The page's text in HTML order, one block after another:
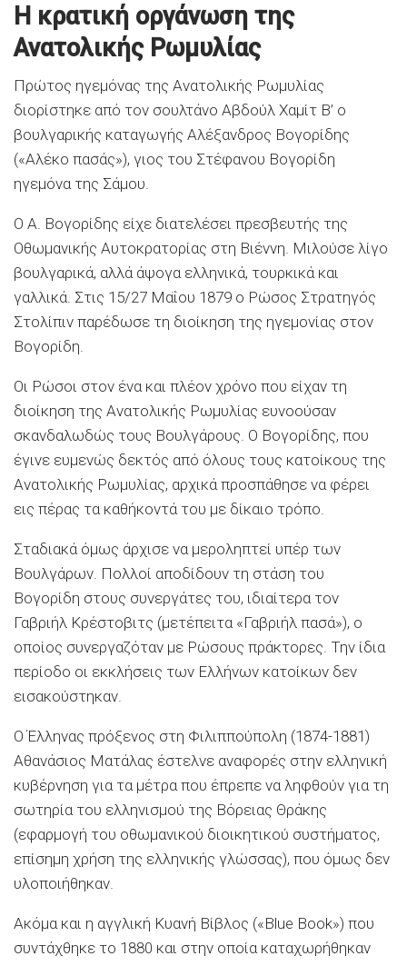
Η κρατική οργάνωση της
Ανατολικής Ρωμυλίας
Πρώτος ηγεμόνας της Ανατολικής Ρωμυλίας
διορίστηκε από τον σουλτάνο Αβδούλ Χαμίτ Β’ ο
βουλγαρικής καταγωγής Αλέξανδρος Βογορίδης
(«Αλέκο πασάς»), γιος του Στέφανου Βογορίδη
ηγεμόνα της Σάμου.
Ο Α. Βογορίδης είχε διατελέσει πρεσβευτής της
Οθωμανικής Αυτοκρατορίας στη Βιέννη. Μιλούσε λίγο
βουλγαρικά, αλλά άψογα ελληνικά, τουρκικά και
γαλλικά. Στις 15/27 Μαΐου 1879 ο Ρώσος Στρατηγός
Στολίπιν παρέδωσε τη διοίκηση της ηγεμονίας στον
Βογορίδη.
Οι Ρώσοι στον ένα και πλέον χρόνο που είχαν τη
διοίκηση της Ανατολικής Ρωμυλίας ευνοούσαν
σκανδαλωδώς τους Βουλγάρους. Ο Βογορίδης, που
έγινε ευμενώς δεκτός από όλους τους κατοίκους της
Ανατολικής Ρωμυλίας, αρχικά προσπάθησε να φέρει
εις πέρας τα καθήκοντά του με δίκαιο τρόπο.
Σταδιακά όμως άρχισε να μεροληπτεί υπέρ των
Βουλγάρων. Πολλοί αποδίδουν τη στάση του
Βογορίδη στους συνεργάτες του, ιδιαίτερα τον
Γαβριήλ Κρέστοβιτς (μετέπειτα «Γαβριήλ πασά»), ο
οποίος συνεργαζόταν με Ρώσους πράκτορες. Την ίδια
περίοδο οι εκκλήσεις των Ελλήνων κατοίκων δεν
εισακούστηκαν.
Ο Έλληνας πρόξενος στη Φιλιππούπολη (1874-1881)
Αθανάσιος Ματάλας έστελνε αναφορές στην ελληνική
κυβέρνηση για τα μέτρα που έπρεπε να ληφθούν για τη
σωτηρία του ελληνισμού της Βόρειας Θράκης
(εφαρμογή του οθωμανικού διοικητικού συστήματος,
επίσημη χρήση της ελληνικής γλώσσας), που όμως δεν
υλοποιήθηκαν.
Ακόμα και η αγγλική Κυανή Βίβλος («Blue Book») που
συντάχθηκε το 1880 και στην οποία καταχωρήθηκαν